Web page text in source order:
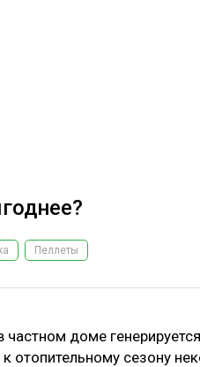
Пеллеты
доме
отопительному сезону